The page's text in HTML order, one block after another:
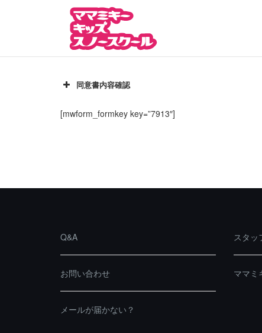
同意書内容確認
チョコレート、クッキー
立ち入りはご遠慮願います。
スクールキッズ休憩スペース周辺、ゲレン
[mwform_formkey key=”7913″]
Q&A
お問い合わせ
メールが届かない？
スタッ
ママミ